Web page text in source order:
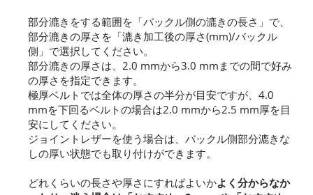
部分漉きをする範囲を「バックル側の漉きの長さ」で、
部分漉きの厚さを「漉き加工後の厚さ(mm)/バックル
側」で選択してください。
部分漉きの厚さは、2.0 mmから3.0 mmまでの間で好み
の厚さを指定できます。
極厚ベルトでは全体の厚さの半分が目安ですが、4.0
mmを下回るベルトの場合は2.0 mmから2.5 mm厚を目
安にしてください。
ジョイントレザーを使う場合は、バックル側部分漉きな
しの厚い状態でも取り付けができます。
どれくらいの長さや厚さにすればよいかよく分からなか